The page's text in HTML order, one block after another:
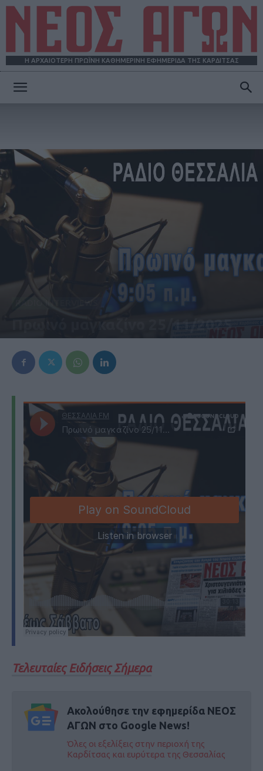
Η ΑΡΧΑΙΟΤΕΡΗ ΠΡΩΪΝΗ ΚΑΘΗΜΕΡΙΝΗ ΕΦΗΜΕΡΙΔΑ ΤΗΣ ΚΑΡΔΙΤΣΑΣ
Τελευταίες Ειδήσεις Σήμερα
Ακολούθησε την εφημερίδα ΝΕΟΣ
ΑΓΩΝ στο Google News!
Όλες οι εξελίξεις στην περιοχή της
Καρδίτσας και ευρύτερα της Θεσσαλίας